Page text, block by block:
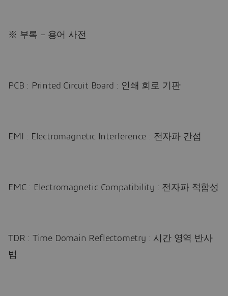
※ 부록 – 용어 사전
PCB : Printed Circuit Board : 인쇄 회로 기판
EMI : Electromagnetic Interference : 전자파 간섭
EMC : Electromagnetic Compatibility : 전자파 적합성
TDR : Time Domain Reflectometry : 시간 영역 반사
법